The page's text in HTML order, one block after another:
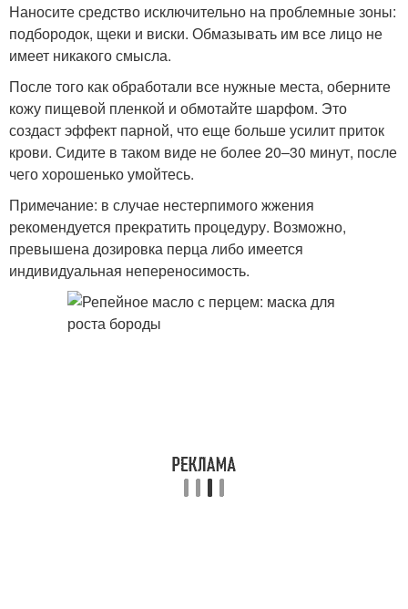
Наносите средство исключительно на проблемные зоны:
подбородок, щеки и виски. Обмазывать им все лицо не
имеет никакого смысла.
После того как обработали все нужные места, оберните
кожу пищевой пленкой и обмотайте шарфом. Это
создаст эффект парной, что еще больше усилит приток
крови. Сидите в таком виде не более 20‒30 минут, после
чего хорошенько умойтесь.
Примечание: в случае нестерпимого жжения
рекомендуется прекратить процедуру. Возможно,
превышена дозировка перца либо имеется
индивидуальная непереносимость.